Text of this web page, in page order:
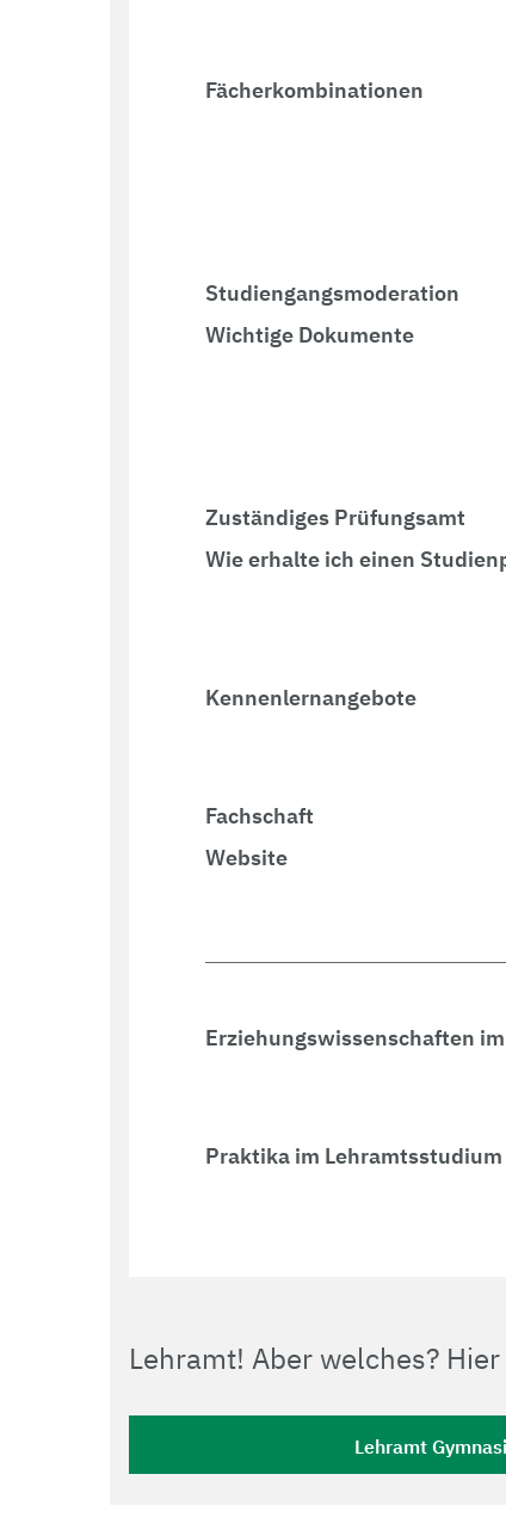
Fächerkombinationen
Studiengangsmoderation
Wichtige Dokumente
Zuständiges Prüfungsamt
Wie erhalte ich einen
Kennenlernangebote
Fachschaft
Website
Erziehungswissenschaften
Praktika im Lehramtsstudium
Lehramt! Aber welches?
Lehramt